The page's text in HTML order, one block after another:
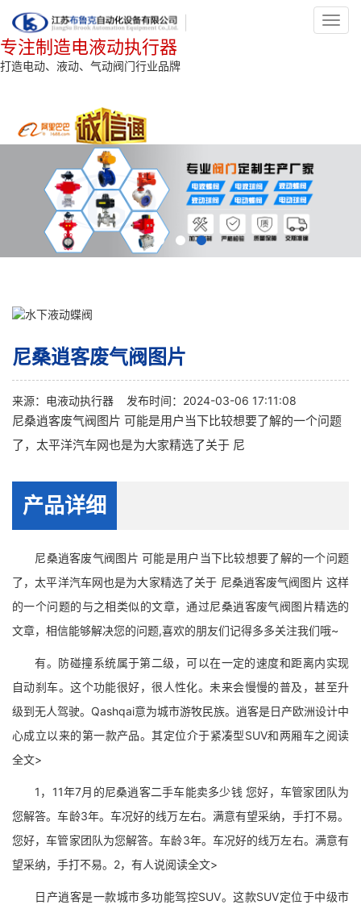
专注制造电液动执行器
打造电动、液动、气动阀门行业品牌
尼桑逍客废气阀图片
来源： 电液动执行器 发布时间：2024-03-06 17:11:08
尼桑逍客废气阀图片 可能是用户当下比较想要了解的一个问题
了，太平洋汽车网也是为大家精选了关于 尼
产品详细
尼桑逍客废气阀图片 可能是用户当下比较想要了解的一个问题
了，太平洋汽车网也是为大家精选了关于 尼桑逍客废气阀图片 这样
的一个问题的与之相类似的文章，通过尼桑逍客废气阀图片精选的
文章，相信能够解决您的问题,喜欢的朋友们记得多多关注我们哦~
有。防碰撞系统属于第二级，可以在一定的速度和距离内实现
自动刹车。这个功能很好，很人性化。未来会慢慢的普及，甚至升
级到无人驾驶。Qashqai意为城市游牧民族。逍客是日产欧洲设计中
心成立以来的第一款产品。其定位介于紧凑型SUV和两厢车之阅读
全文>
1，11年7月的尼桑逍客二手车能卖多少钱 您好，车管家团队为
您解答。车龄3年。车况好的线万左右。满意有望采纳，手打不易。
您好，车管家团队为您解答。车龄3年。车况好的线万左右。满意有
望采纳，手打不易。2，有人说阅读全文>
日产逍客是一款城市多功能驾控SUV。这款SUV定位于中级市